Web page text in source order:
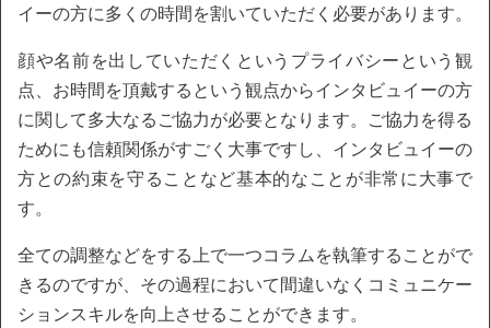
イーの方に多くの時間を割いていただく必要があります。
顔や名前を出していただくというプライバシーという観
点、お時間を頂戴するという観点からインタビュイーの方
に関して多大なるご協力が必要となります。ご協力を得る
ためにも信頼関係がすごく大事ですし、インタビュイーの
方との約束を守ることなど基本的なことが非常に大事で
す。
全ての調整などをする上で一つコラムを執筆することがで
きるのですが、その過程において間違いなくコミュニケー
ションスキルを向上させることができます。